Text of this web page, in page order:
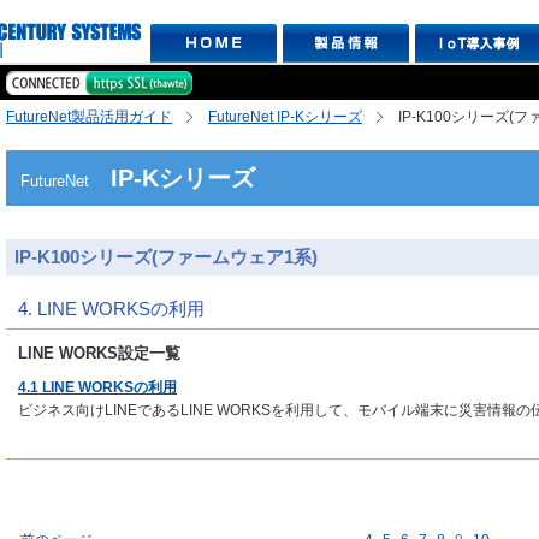
FutureNet製品活用ガイド FutureNet IP-Kシリーズ IP-K100シリーズ(フ
FutureNet IP-Kシリーズ
IP-K100シリーズ(ファームウェア1系)
4. LINE WORKSの利用
LINE WORKS設定一覧
4.1 LINE WORKSの利用
ビジネス向けLINEであるLINE WORKSを利用して、モバイル端末に災害情報の